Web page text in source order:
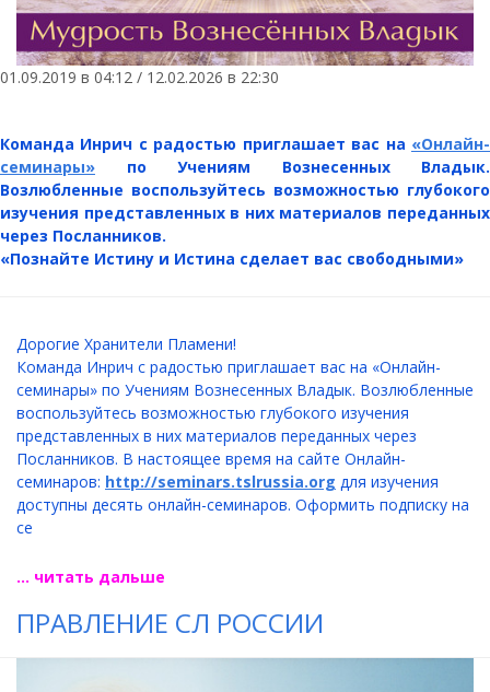
01.09.2019 в 04:12 / 12.02.2026 в 22:30
Команда Инрич с радостью приглашает вас на «Онлайн-
семинары» по Учениям Вознесенных Владык.
Возлюбленные воспользуйтесь возможностью глубокого
изучения представленных в них материалов переданных
через Посланников.
«Познайте Истину и Истина сделает вас свободными»
Дорогие Хранители Пламени!
Команда Инрич с радостью приглашает вас на «Онлайн-
семинары» по Учениям Вознесенных Владык. Возлюбленные
воспользуйтесь возможностью глубокого изучения
представленных в них материалов переданных через
Посланников. В настоящее время на сайте Онлайн-
семинаров: http://seminars.tslrussia.org для изучения
доступны десять онлайн-семинаров. Оформить подписку на
се
... читать дальше
ПРАВЛЕНИЕ СЛ РОССИИ